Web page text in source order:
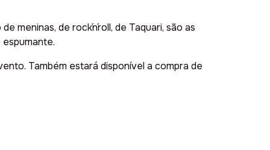
meninas, de rock´n´roll, de Taquari, são as
Também estará disponível a compra de